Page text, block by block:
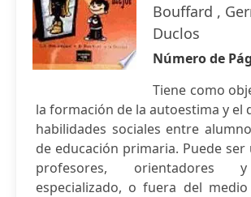
Bouffard ,
Duclos
Número de
Tiene como
la formación de la autoestima y el
habilidades sociales entre
de educación primaria. Puede
profesores, orientadores
especializado, o fuera del